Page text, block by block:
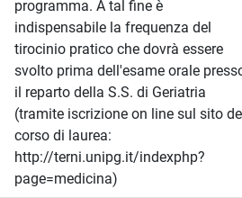
programma. A tal fine è
indispensabile la frequenza del
tirocinio pratico che dovrà essere
svolto prima dell'esame orale
il reparto della S.S. di Geriatria
(tramite iscrizione on line sul sito
corso di laurea:
http://terni.unipg.it/indexphp?
page=medicina)